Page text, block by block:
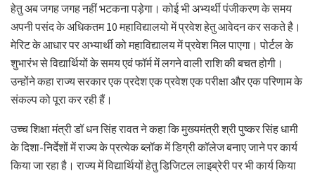
हेतु अब जगह जगह नहीं भटकना पड़ेगा। कोई भी अभ्यर्थी पंजीकरण के समय
अपनी पसंद के अधिकतम 10 महाविद्यालयो में प्रवेश हेतु आवेदन कर सकते है।
मेरिट के आधार पर अभ्यार्थी को महाविद्यालय में प्रवेश मिल पाएगा। पोर्टल के
शुभारंभ से विद्यार्थियों के समय एवं फॉर्म में लगने वाली राशि की बचत होगी।
उन्होंने कहा राज्य सरकार एक प्रदेश एक प्रवेश एक परीक्षा और एक परिणाम के
संकल्प को पूरा कर रही हैं।
उच्च शिक्षा मंत्री डॉ धन सिंह रावत ने कहा कि मुख्यमंत्री श्री पुष्कर सिंह धामी
के दिशा-निर्देशों में राज्य के प्रत्येक ब्लॉक में डिग्री कॉलेज बनाए जाने पर कार्य
किया जा रहा है। राज्य में विद्यार्थियों हेतु डिजिटल लाइब्रेरी पर भी कार्य किया